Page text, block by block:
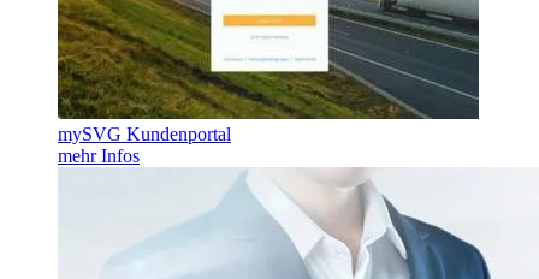
mySVG Kundenportal
mehr Infos